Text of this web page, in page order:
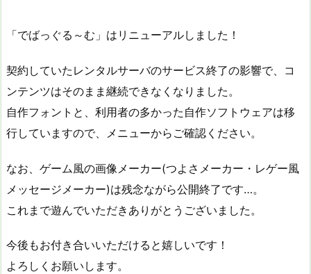
「でばっぐる～む」はリニューアルしました！
契約していたレンタルサーバのサービス終了の影響で、コ
ンテンツはそのまま継続できなくなりました。
自作フォントと、利用者の多かった自作ソフトウェアは移
行していますので、メニューからご確認ください。
なお、ゲーム風の画像メーカー(つよさメーカー・レゲー風
メッセージメーカー)は残念ながら公開終了です…。
これまで遊んでいただきありがとうございました。
今後もお付き合いいただけると嬉しいです！
よろしくお願いします。